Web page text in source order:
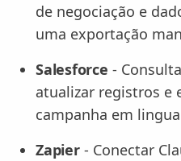
de negociação e
uma exportação
Salesforce -
atualizar registros e
campanha em
Zapier- Conectar